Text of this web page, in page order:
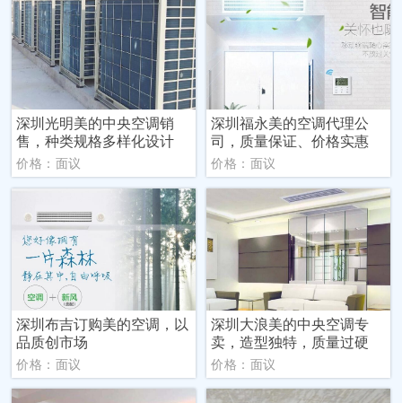
深圳光明美的中央空调销
售，种类规格多样化设计
价格：面议
深圳福永美的空调代理公
司，质量保证、价格实惠
价格：面议
深圳布吉订购美的空调，以
品质创市场
价格：面议
深圳大浪美的中央空调专
卖，造型独特，质量过硬
价格：面议